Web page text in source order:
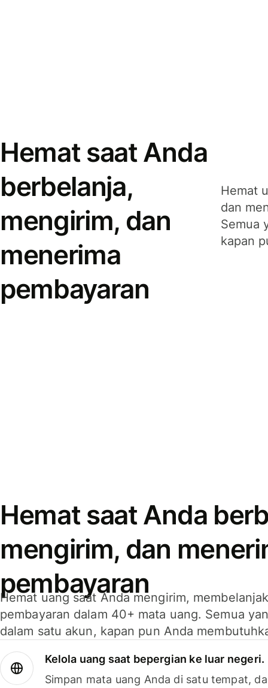
Hemat saat Anda
berbelanja,
mengirim, dan
menerima
pembayaran
Hemat
dan
Semua
kapan
Hemat saat Anda
mengirim, dan
pembayaran
Hemat uang saat Anda mengirim,
pembayaran dalam 40+ mata uang. Semua
dalam satu akun, kapan pun Anda
Kelola uang saat bepergian ke luar negeri.
Simpan mata uang Anda di satu tempat,